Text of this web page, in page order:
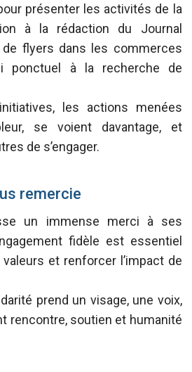
présenter les activités de la
à la rédaction du Journal
flyers dans les commerces
ponctuel à la recherche de
les actions menées
se voient davantage, et
de s’engager.
remercie
un immense merci à ses
fidèle est essentiel
et renforcer l’impact de
prend un visage, une voix,
rencontre, soutien et humanité